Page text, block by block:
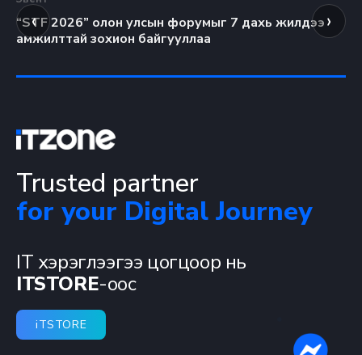
‹ ›
“STF 2026” олон улсын форумыг 7 дахь жилдээ
амжилттай зохион байгууллаа
Trusted partner
for your Digital Journey
IT хэрэглээгээ цогцоор нь
ITSTORE-оос
iTSTORE